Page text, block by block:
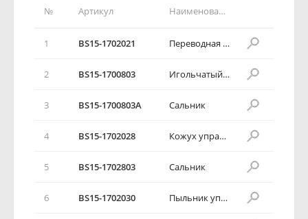
№ Артикул Наименование детали
1 BS15-1702021 Переводная тяга
2 BS15-1700803 Игольчатый подшипник
3 BS15-1700803A Сальник
4 BS15-1702028 Кожух управляющего вала
5 BS15-1702803 Сальник
6 BS15-1702030 Пыльник управляющего вала